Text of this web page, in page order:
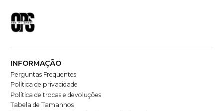
INFORMAÇÃO
Perguntas Frequentes
Política de privacidade
Política de trocas e devoluções
Tabela de Tamanhos